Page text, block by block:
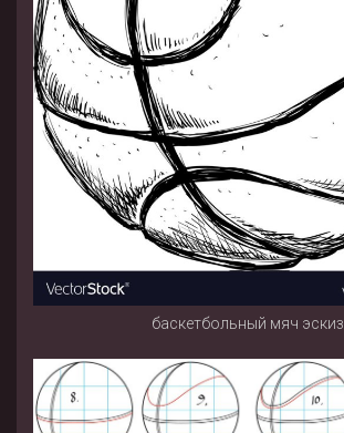
баскетбольный мяч эскиз